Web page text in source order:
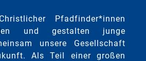
Pfadfinder*innen
und gestalten junge
unsere Gesellschaft
Als Teil einer großen